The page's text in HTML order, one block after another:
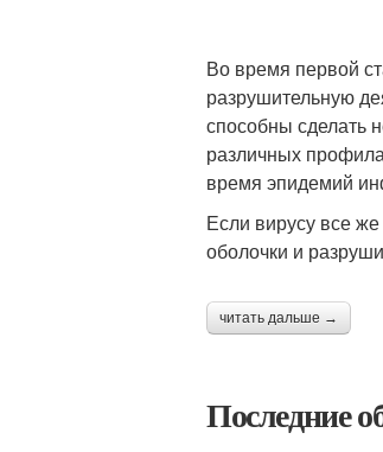
Во время первой
разрушительную
способны сделать
различных
время эпидемий
Если вирусу все
оболочки и
читать дальше →
Последние